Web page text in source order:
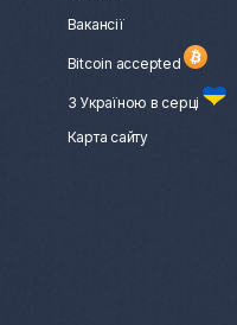
Вакансії
Bitcoin accepted
З Україною в серці
Карта сайту